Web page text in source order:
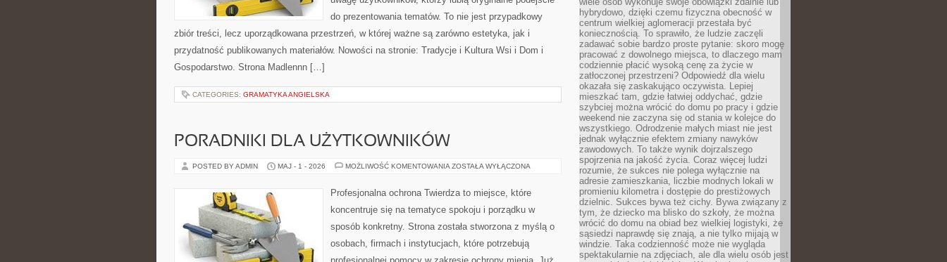
do prezentowania tematów. To nie jest przypadkowy
zbiór treści, lecz uporządkowana przestrzeń, w której ważne są zarówno estetyka, jak i
przydatność publikowanych materiałów. Nowości na stronie: Tradycje i Kultura Wsi i Dom i
Gospodarstwo. Strona Madlennn […]
CATEGORIES: GRAMATYKA ANGIELSKA
PORADNIKI DLA UŻYTKOWNIKÓW
POSTED BY ADMIN MAJ - 1 - 2026 MOŻLIWOŚĆ KOMENTOWANIA PORADNIKI
ZOSTAŁA WYŁĄCZONA
Profesjonalna ochrona Twierdza to miejsce, które
koncentruje się na tematyce spokoju i porządku w
sposób konkretny. Strona została stworzona z myślą o
osobach, firmach i instytucjach, które potrzebują
hybrydowo, dzięki czemu fizyczna obecność w
centrum wielkiej aglomeracji przestała być
koniecznością. To sprawiło, że ludzie zaczęli
zadawać sobie bardzo proste pytanie: skoro mogę
pracować z dowolnego miejsca, to dlaczego mam
codziennie płacić wysoką cenę za życie w
zatłoczonej przestrzeni? Odpowiedź dla wielu
okazała się zaskakująco oczywista. Lepiej
mieszkać tam, gdzie łatwiej oddychać, gdzie
szybciej można wrócić do domu po pracy i gdzie
weekend nie zaczyna się od stania w kolejce do
wszystkiego. Odrodzenie małych miast nie jest
jednak wyłącznie efektem zmiany nawyków
zawodowych. To także wynik dojrzalszego
spojrzenia na jakość życia. Coraz więcej ludzi
rozumie, że sukces nie polega wyłącznie na
adresie zamieszkania, liczbie modnych lokali w
promieniu kilometra i dostępie do prestiżowych
dzielnic. Sukces bywa też cichy. Bywa związany z
tym, że dziecko ma blisko do szkoły, że można
wrócić do domu na obiad bez wielkiej logistyki, że
sąsiedzi naprawdę się znają, a nie tylko mijają w
windzie. Taka codzienność może nie wygląda
spektakularnie na zdjęciach, ale dla wielu osób jest